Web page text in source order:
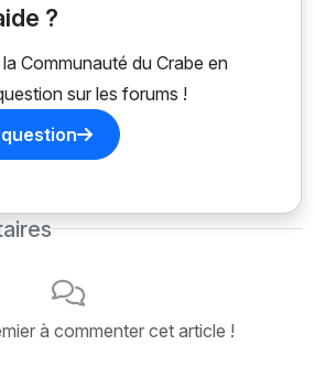
?
Communauté du Crabe en
sur les forums !
à commenter cet article !